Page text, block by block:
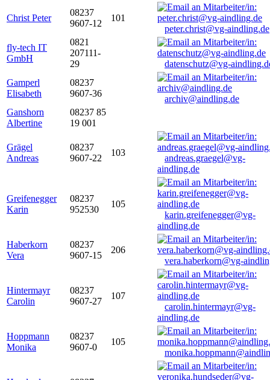
Christ Peter
08237
9607-12
101
peter.christ@vg-aindling.de
fly-tech IT
GmbH
0821
207111-
29
datenschutz@vg-
Gamperl
Elisabeth
08237
9607-36
archiv@aindling.de
Ganshorn
Albertine
08237 85
19 001
Grägel
Andreas
08237
9607-22
103
andreas.graegel@vg-
aindling.de
Greifenegger
Karin
08237
952530
105
karin.greifenegger@vg-
aindling.de
Haberkorn
Vera
08237
9607-15
206
vera.haberkorn@vg-
Hintermayr
Carolin
08237
9607-27
107
carolin.hintermayr@vg-
aindling.de
Hoppmann
Monika
08237
9607-0
105